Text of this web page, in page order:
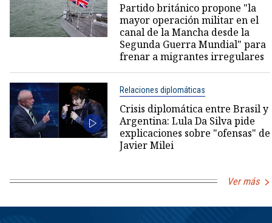
Partido británico propone "la
mayor operación militar en el
canal de la Mancha desde la
Segunda Guerra Mundial" para
frenar a migrantes irregulares
Relaciones diplomáticas
Crisis diplomática entre Brasil y
Argentina: Lula Da Silva pide
explicaciones sobre "ofensas" de
Javier Milei
Ver más